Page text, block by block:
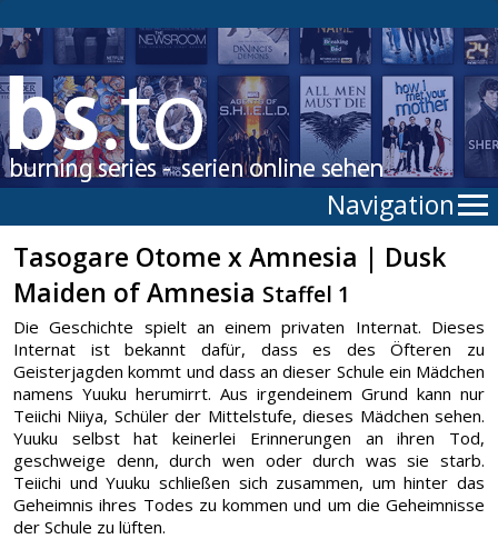
Navigation
Tasogare Otome x Amnesia | Dusk
Maiden of Amnesia Staffel 1
Die Geschichte spielt an einem privaten Internat. Dieses
Internat ist bekannt dafür, dass es des Öfteren zu
Geisterjagden kommt und dass an dieser Schule ein Mädchen
namens Yuuku herumirrt. Aus irgendeinem Grund kann nur
Teiichi Niiya, Schüler der Mittelstufe, dieses Mädchen sehen.
Yuuku selbst hat keinerlei Erinnerungen an ihren Tod,
geschweige denn, durch wen oder durch was sie starb.
Teiichi und Yuuku schließen sich zusammen, um hinter das
Geheimnis ihres Todes zu kommen und um die Geheimnisse
der Schule zu lüften.